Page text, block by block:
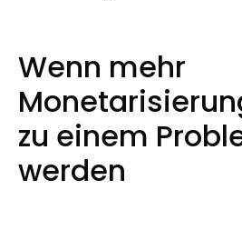
Wenn mehr
zu einem
werden